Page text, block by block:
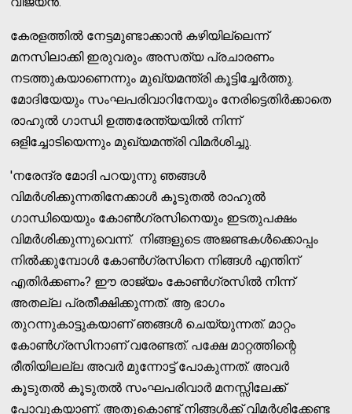
കേരളത്തില്‍ നേട്ടമുണ്ടാക്കാന്‍ കഴിയില്ലെന്ന്
മനസിലാക്കി ഇരുവരും അസത്യ പ്രചാരണം
നടത്തുകയാണെന്നും മുഖ്യമന്ത്രി കൂട്ടിച്ചേര്‍ത്തു.
മോദിയേയും സംഘപരിവാറിനേയും നേരിട്ടെതിര്‍ക്കാതെ
രാഹുല്‍ ഗാന്ധി ഉത്തരേന്ത്യയില്‍ നിന്ന്
ഒളിച്ചോടിയെന്നും മുഖ്യമന്ത്രി വിമര്‍ശിച്ചു.
'നരേന്ദ്ര മോദി പറയുന്നു ഞങ്ങള്‍
വിമര്‍ശിക്കുന്നതിനേക്കാള്‍ കൂടുതല്‍ രാഹുല്‍
ഗാന്ധിയെയും കോണ്‍ഗ്രസിനെയും ഇടതുപക്ഷം
വിമര്‍ശിക്കുന്നുവെന്ന്. നിങ്ങളുടെ അജണ്ടകള്‍ക്കൊപ്പം
നില്‍ക്കുമ്പോള്‍ കോണ്‍ഗ്രസിനെ നിങ്ങള്‍ എന്തിന്
എതിര്‍ക്കണം? ഈ രാജ്യം കോണ്‍ഗ്രസില്‍ നിന്ന്
അതല്ല പ്രതീക്ഷിക്കുന്നത്. ആ ഭാഗം
തുറന്നുകാട്ടുകയാണ് ഞങ്ങള്‍ ചെയ്യുന്നത്. മാറ്റം
കോണ്‍ഗ്രസിനാണ് വരേണ്ടത്. പക്ഷേ മാറ്റത്തിന്റെ
രീതിയിലല്ല അവര്‍ മുന്നോട്ട് പോകുന്നത്. അവര്‍
കൂടുതല്‍ കൂടുതല്‍ സംഘപരിവാര്‍ മനസ്സിലേക്ക്
പോവുകയാണ്. അതുകൊണ്ട് നിങ്ങള്‍ക്ക് വിമര്‍ശിക്കേണ്ട